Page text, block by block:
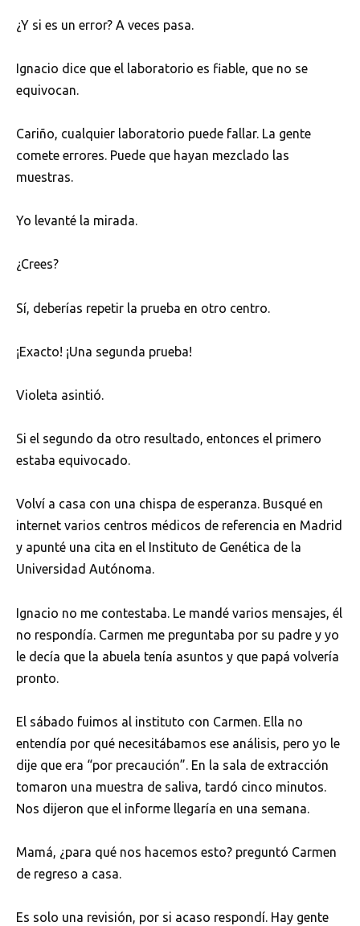
¿Y si es un error? A veces pasa.
Ignacio dice que el laboratorio es fiable, que no se
equivocan.
Cariño, cualquier laboratorio puede fallar. La gente
comete errores. Puede que hayan mezclado las
muestras.
Yo levanté la mirada.
¿Crees?
Sí, deberías repetir la prueba en otro centro.
¡Exacto! ¡Una segunda prueba!
Violeta asintió.
Si el segundo da otro resultado, entonces el primero
estaba equivocado.
Volví a casa con una chispa de esperanza. Busqué en
internet varios centros médicos de referencia en Madrid
y apunté una cita en el Instituto de Genética de la
Universidad Autónoma.
Ignacio no me contestaba. Le mandé varios mensajes, él
no respondía. Carmen me preguntaba por su padre y yo
le decía que la abuela tenía asuntos y que papá volvería
pronto.
El sábado fuimos al instituto con Carmen. Ella no
entendía por qué necesitábamos ese análisis, pero yo le
dije que era “por precaución”. En la sala de extracción
tomaron una muestra de saliva, tardó cinco minutos.
Nos dijeron que el informe llegaría en una semana.
Mamá, ¿para qué nos hacemos esto? preguntó Carmen
de regreso a casa.
Es solo una revisión, por si acaso respondí. Hay gente